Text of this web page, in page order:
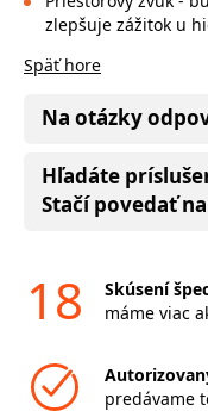
zlepšuje zážitok u
Späť hore
Na otázky
Hľadáte
Stačí povedať
18
Skúsení
máme viac
predávame